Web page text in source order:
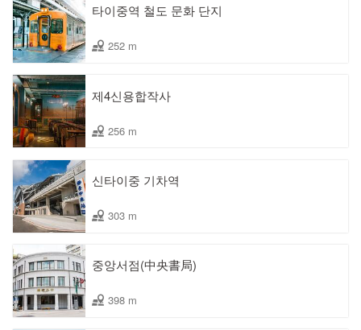
타이중역 철도 문화 단지
252 m
제4신용합작사
256 m
신타이중 기차역
303 m
중앙서점(中央書局)
398 m